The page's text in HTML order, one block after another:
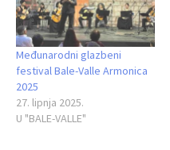
Međunarodni glazbeni
festival Bale-Valle Armonica
2025
27. lipnja 2025.
U "BALE-VALLE"